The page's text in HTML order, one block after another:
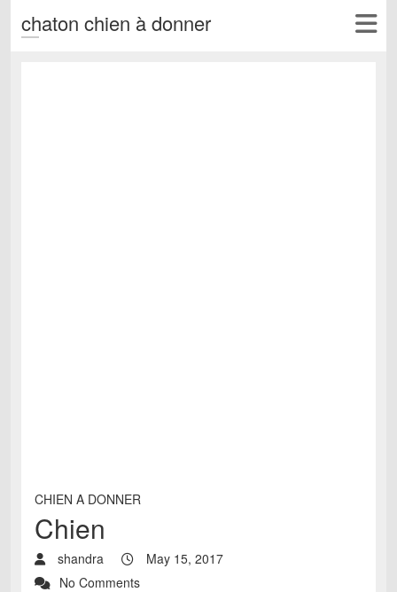
chaton chien à donner
CHIEN A DONNER
Chien
shandra
May 15, 2017
No Comments